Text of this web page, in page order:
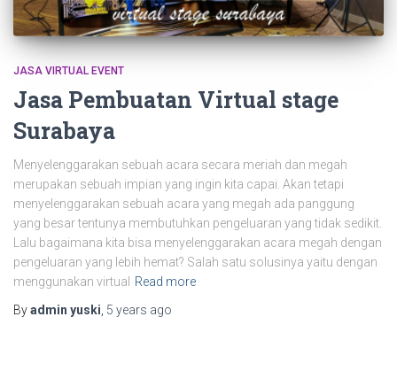
JASA VIRTUAL EVENT
Jasa Pembuatan Virtual stage
Surabaya
Menyelenggarakan sebuah acara secara meriah dan megah
merupakan sebuah impian yang ingin kita capai. Akan tetapi
menyelenggarakan sebuah acara yang megah ada panggung
yang besar tentunya membutuhkan pengeluaran yang tidak sedikit.
Lalu bagaimana kita bisa menyelenggarakan acara megah dengan
pengeluaran yang lebih hemat? Salah satu solusinya yaitu dengan
menggunakan virtual
Read more
Byadmin yuski 5 years ago